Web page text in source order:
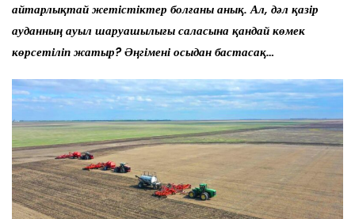
айтарлықтай жетістіктер болғаны анық. Ал, дәл қазір
ауданның ауыл шаруашылығы саласына қандай көмек
көрсетіліп жатыр? Әңгімені осыдан бастасақ…